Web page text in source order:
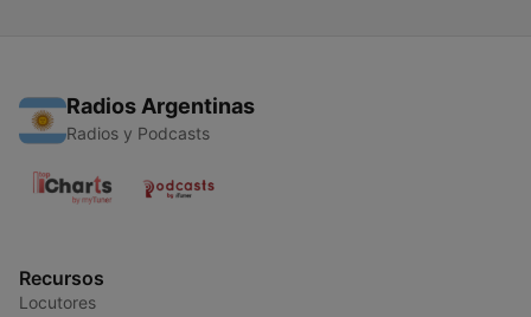
Radios Argentinas
Radios y Podcasts
Recursos
Locutores